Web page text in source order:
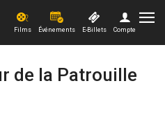
Films Événements E-Billets Compte
de la Patrouille